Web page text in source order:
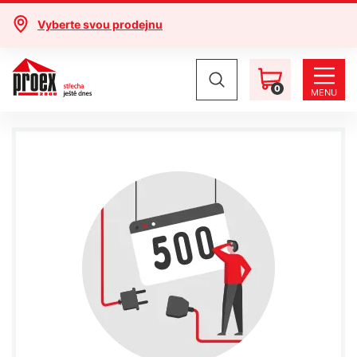
Vyberte svou prodejnu
0 MENU